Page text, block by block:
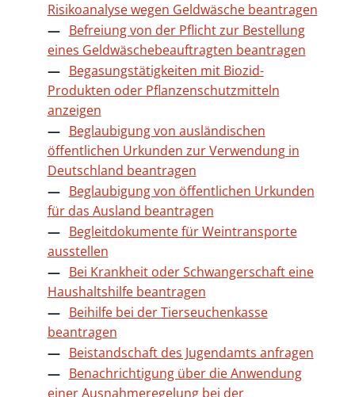
Risikoanalyse wegen Geldwäsche beantragen
Befreiung von der Pflicht zur Bestellung
eines Geldwäschebeauftragten beantragen
Begasungstätigkeiten mit Biozid-
Produkten oder Pflanzenschutzmitteln
anzeigen
Beglaubigung von ausländischen
öffentlichen Urkunden zur Verwendung in
Deutschland beantragen
Beglaubigung von öffentlichen Urkunden
für das Ausland beantragen
Begleitdokumente für Weintransporte
ausstellen
Bei Krankheit oder Schwangerschaft eine
Haushaltshilfe beantragen
Beihilfe bei der Tierseuchenkasse
beantragen
Beistandschaft des Jugendamts anfragen
Benachrichtigung über die Anwendung
einer Ausnahmeregelung bei der